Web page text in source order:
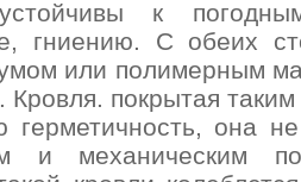
к
гниению. С обеих
или полимерным
Кровля. покрытая
герметичность, она
и механическим